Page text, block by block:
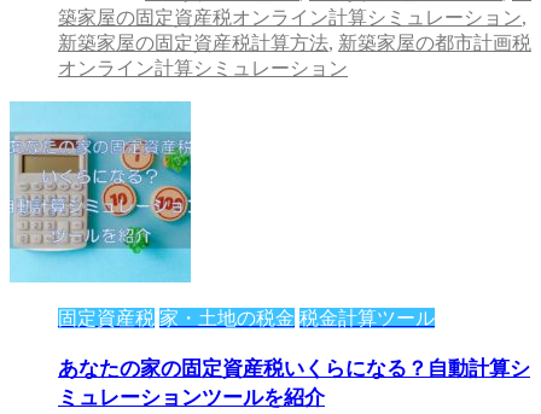
築家屋の固定資産税オンライン計算シミュレーション,
新築家屋の固定資産税計算方法, 新築家屋の都市計画税
オンライン計算シミュレーション
固定資産税 家・土地の税金 税金計算ツール
あなたの家の固定資産税いくらになる？自動計算シ
ミュレーションツールを紹介